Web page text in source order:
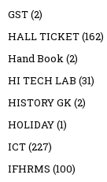
GST(2)
HALL TICKET(162)
Hand Book(2)
HI TECH LAB (31)
HISTORY GK(2)
HOLIDAY(1)
ICT(227)
IFHRMS (100)